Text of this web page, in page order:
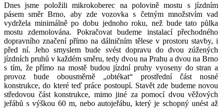
Dnes jsme položili mikrokoberec na polovině mostu s jízdním
pásem směr Brno, aby zde vozovka s četným množstvím vad
vydržela minimálně po dobu jednoho roku, než bude tato půlka
mostu zdemolována. Pokračovat budeme instalací přechodného
dopravního značení přímo na dálničním tělese v prostoru stavby, i
před ní. Jeho smyslem bude svést dopravu do dvou zúžených
jízdních pruhů v každém směru, tedy dvou na Prahu a dvou na Brno
s tím, že přímo na mostě budou jízdní pruhy vyoseny do stran a
provoz bude obousměrně „obtékat“ prostřední část nosné
konstrukce, do které teď práce postoupí. Stavět zde budeme novou
středovou část konstrukce, mimo jiné za pomocí dvou věžových
jeřábů s výškou 60 m, nebo autojeřábu, který je schopný unést až